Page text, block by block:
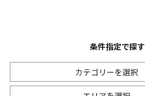
条件指定で探す
カテゴリーを選択